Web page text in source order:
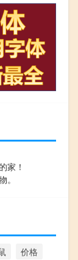
家！
。
价格